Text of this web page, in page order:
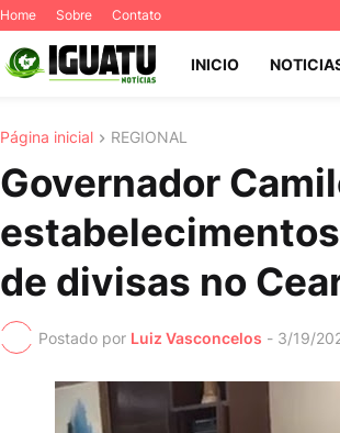
Home Sobre Contato
INICIO
Página inicial REGIONAL
Governador
de divisas no
Postado por Luiz Vasconcelos - 3/19/